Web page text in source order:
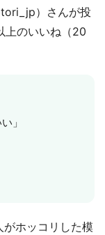
）さんが投
上のいいね（20
」
ホッコリした模